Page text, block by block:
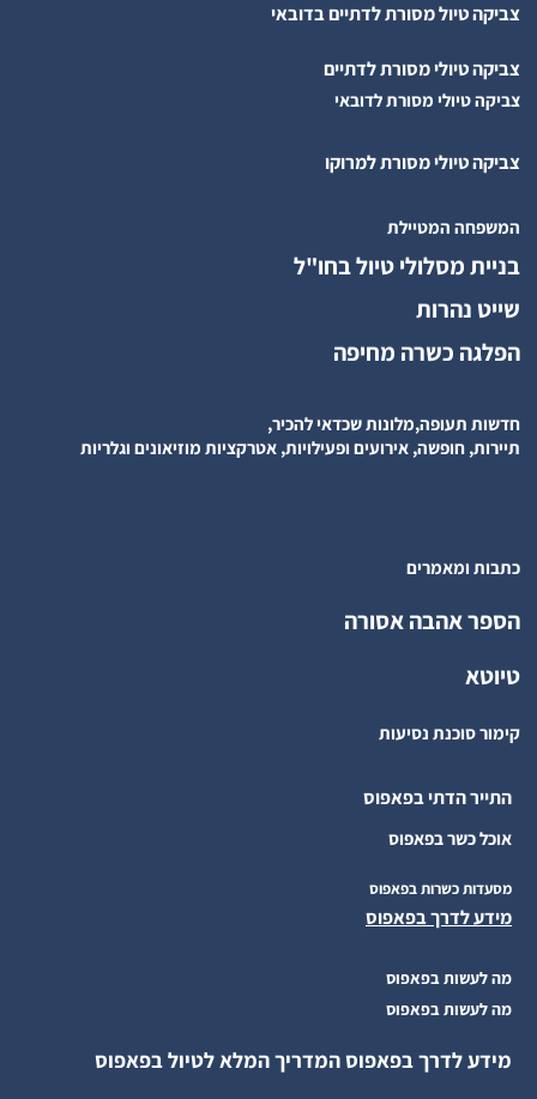
צביקה טיול מסורת לדתיים בדובאי
צביקה טיולי מסורת לדתיים
צביקה טיולי מסורת לדובאי
צביקה טיולי מסורת למרוקו
המשפחה המטיילת
בניית מסלולי טיול בחו"ל
שייט נהרות
הפלגה כשרה מחיפה
חדשות תעופה,מלונות שכדאי להכיר,
תיירות, חופשה, אירועים ופעילויות, אטרקציות מוזיאונים וגלריות
כתבות ומאמרים
הספר אהבה אסורה
טיוטא
קימור סוכנת נסיעות
התייר הדתי בפאפוס
אוכל כשר בפאפוס
מסעדות כשרות בפאפוס
מידע לדרך בפאפוס
מה לעשות בפאפוס
מה לעשות בפאפוס
מידע לדרך בפאפוס המדריך המלא לטיול בפאפוס